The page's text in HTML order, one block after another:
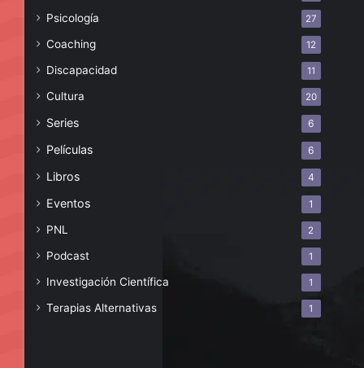
Psicología 27
Coaching 12
Discapacidad 11
Cultura 20
Series 6
Películas 6
Libros 4
Eventos 1
PNL 2
Podcast 1
Investigación Científica 1
Terapias Alternativas 1